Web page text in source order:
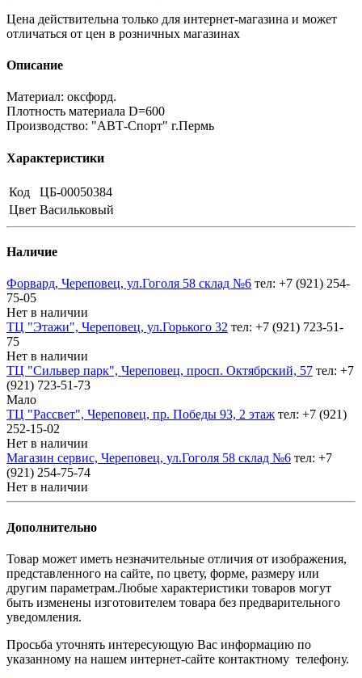
Цена действительна только для интернет-магазина и может
отличаться от цен в розничных магазинах
Описание
Материал: оксфорд.
Плотность материала D=600
Производство: "АВТ-Спорт" г.Пермь
Характеристики
Код
ЦБ-00050384
Цвет Васильковый
Наличие
Форвард, Череповец, ул.Гоголя 58 склад №6 тел: +7 (921) 254-
75-05
Нет в наличии
ТЦ "Этажи", Череповец, ул.Горького 32 тел: +7 (921) 723-51-
75
Нет в наличии
ТЦ "Сильвер парк", Череповец, просп. Октябрский, 57 тел: +7
(921) 723-51-73
Мало
ТЦ "Рассвет", Череповец, пр. Победы 93, 2 этаж тел: +7 (921)
252-15-02
Нет в наличии
Магазин сервис, Череповец, ул.Гоголя 58 склад №6 тел: +7
(921) 254-75-74
Нет в наличии
Дополнительно
Товар может иметь незначительные отличия от изображения,
представленного на сайте, по цвету, форме, размеру или
другим параметрам.Любые характеристики товаров могут
быть изменены изготовителем товара без предварительного
уведомления.
Просьба уточнять интересующую Вас информацию по
указанному на нашем интернет-сайте контактному телефону.